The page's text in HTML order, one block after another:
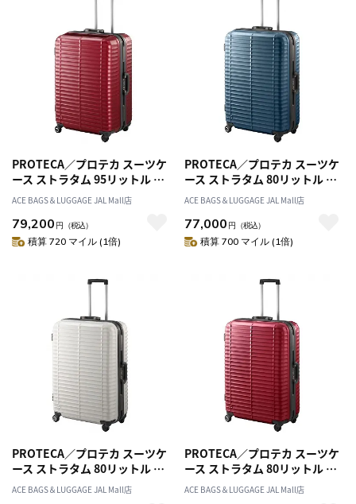
PROTECA／プロテカ スーツケ
ース ストラタム 95リットル フ
レームタイプ 00852
ACE BAGS＆LUGGAGE JAL Mall店
79,200 円 （税込）
積算 720 マイル (1倍)
PROTECA／プロテカ スーツケ
ース ストラタム 80リットル フ
レームタイプ 00853
ACE BAGS＆LUGGAGE JAL Mall店
77,000 円 （税込）
積算 700 マイル (1倍)
PROTECA／プロテカ スーツケ
ース ストラタム 80リットル フ
レームタイプ 00853
ACE BAGS＆LUGGAGE JAL Mall店
PROTECA／プロテカ スーツケ
ース ストラタム 80リットル フ
レームタイプ 00853
ACE BAGS＆LUGGAGE JAL Mall店